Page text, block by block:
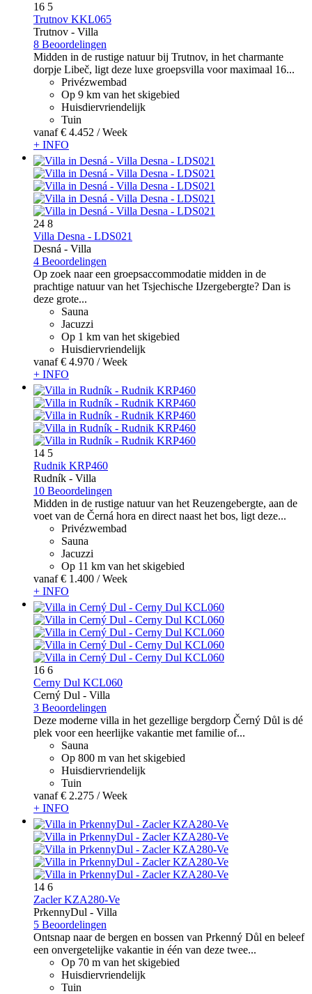
16 5
Trutnov KKL065
Trutnov - Villa
8 Beoordelingen
Midden in de rustige natuur bij Trutnov, in het charmante
dorpje Libeč, ligt deze luxe groepsvilla voor maximaal 16...
Privézwembad
Op 9 km van het skigebied
Huisdiervriendelijk
Tuin
vanaf € 4.452 / Week
+ INFO
24 8
Villa Desna - LDS021
Desná - Villa
4 Beoordelingen
Op zoek naar een groepsaccommodatie midden in de
prachtige natuur van het Tsjechische IJzergebergte? Dan is
deze grote...
Sauna
Jacuzzi
Op 1 km van het skigebied
Huisdiervriendelijk
vanaf € 4.970 / Week
+ INFO
14 5
Rudnik KRP460
Rudník - Villa
10 Beoordelingen
Midden in de rustige natuur van het Reuzengebergte, aan de
voet van de Černá hora en direct naast het bos, ligt deze...
Privézwembad
Sauna
Jacuzzi
Op 11 km van het skigebied
vanaf € 1.400 / Week
+ INFO
16 6
Cerny Dul KCL060
Cerný Dul - Villa
3 Beoordelingen
Deze moderne villa in het gezellige bergdorp Černý Důl is dé
plek voor een heerlijke vakantie met familie of...
Sauna
Op 800 m van het skigebied
Huisdiervriendelijk
Tuin
vanaf € 2.275 / Week
+ INFO
14 6
Zacler KZA280-Ve
PrkennyDul - Villa
5 Beoordelingen
Ontsnap naar de bergen en bossen van Prkenný Důl en beleef
een onvergetelijke vakantie in één van deze twee...
Op 70 m van het skigebied
Huisdiervriendelijk
Tuin